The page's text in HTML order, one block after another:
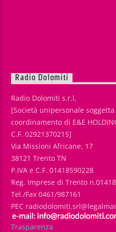
Radio Dolomiti
Radio Dolomiti s.r.l.
[Società unipersonale
coordinamento di E&E
C.F. 02921370215]
Via Missioni Africane, 17
38121 Trento TN
P.IVA e C.F. 01418590228
Reg. Imprese di Trento
Tel./Fax 0461/987161
PEC
Trasparenza